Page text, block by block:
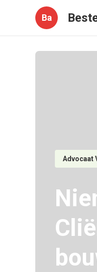
Ba
Advocaat